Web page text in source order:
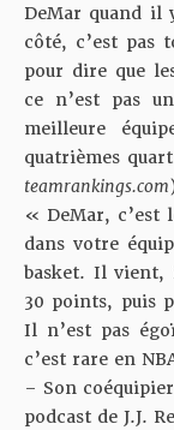
DeMar quand il
côté, c’est pas
pour dire que
ce n’est pas
meilleure
quatrièmes
teamrankings.com
« DeMar, c’est
dans votre
basket. Il vient,
30 points, puis
Il n’est pas
c’est rare en
– Son
podcast de J.J.